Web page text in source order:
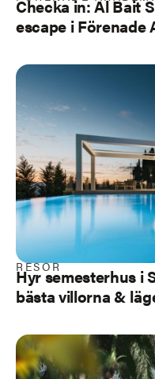
Checka in: Al Bait
escape i Förenade
RESOR
Hyr semesterhus i
bästa villorna &